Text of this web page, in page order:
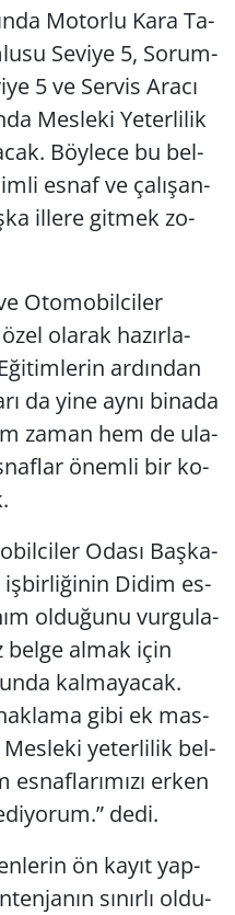
Mo­tor­lu Kara Ta­
Se­vi­ye 5, So­rum­
5 ve Ser­vis Aracı
Mes­le­ki Ye­ter­li­lik
Böy­le­ce bu bel­
esnaf ve ça­lı­şan­
il­le­re git­mek zo­
Oto­mo­bil­ci­ler
ola­rak ha­zır­la­
ar­dın­dan
da yine aynı bi­na­da
zaman hem de ula­
önem­li bir ko­
Odası Baş­ka­
iş­bir­li­ği­nin Didim es­
ol­du­ğu­nu vur­gu­la­
belge almak için
kal­ma­ya­cak.
gibi ek mas­
ye­ter­li­lik bel­
erken
dedi.
ön kayıt yap­
sı­nır­lı ol­du­